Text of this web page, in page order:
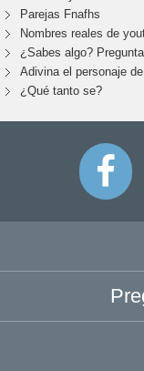
Parejas Fnafhs
Nombres reales de
¿Sabes algo?
Adivina el personaje
¿Qué tanto se?